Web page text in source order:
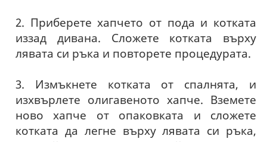
2. Приберете хапчето от пода и котката
иззад дивана. Сложете котката върху
лявата си ръка и повторете процедурата.
3. Измъкнете котката от спалнята, и
изхвърлете олигавеното хапче. Вземете
ново хапче от опаковката и сложете
котката да легне върху лявата си ръка,